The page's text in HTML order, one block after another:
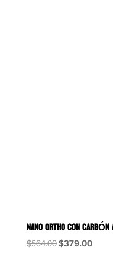
NANO ORTHO CON CARBÓN
$564.00Original
$379.00